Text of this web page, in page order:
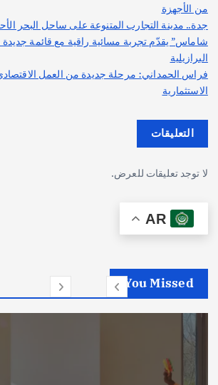
من الأجهزة
جدة.. مدينة التجارب المتنوعة على ساحل البحر
شاماس” يقدّم تجربة مسائية راقية مع قائمة
البرازيلية
فراس الحمداني: مرحلة جديدة من العمل
الاستثمارية
التعليقات
لا توجد تعليقات للعرض.
AR
You Missed